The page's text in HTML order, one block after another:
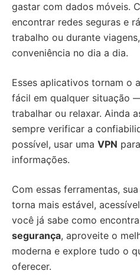
gastar com dados móveis.
encontrar redes seguras e
trabalho ou durante
conveniência no dia a dia.
Esses aplicativos tornam o
fácil em qualquer situação
trabalhar ou relaxar. Ainda
sempre verificar a
possível, usar uma VPN
informações.
Com essas ferramentas,
torna mais estável,
você já sabe como
segurança, aproveite o
moderna e explore tudo o
oferecer.